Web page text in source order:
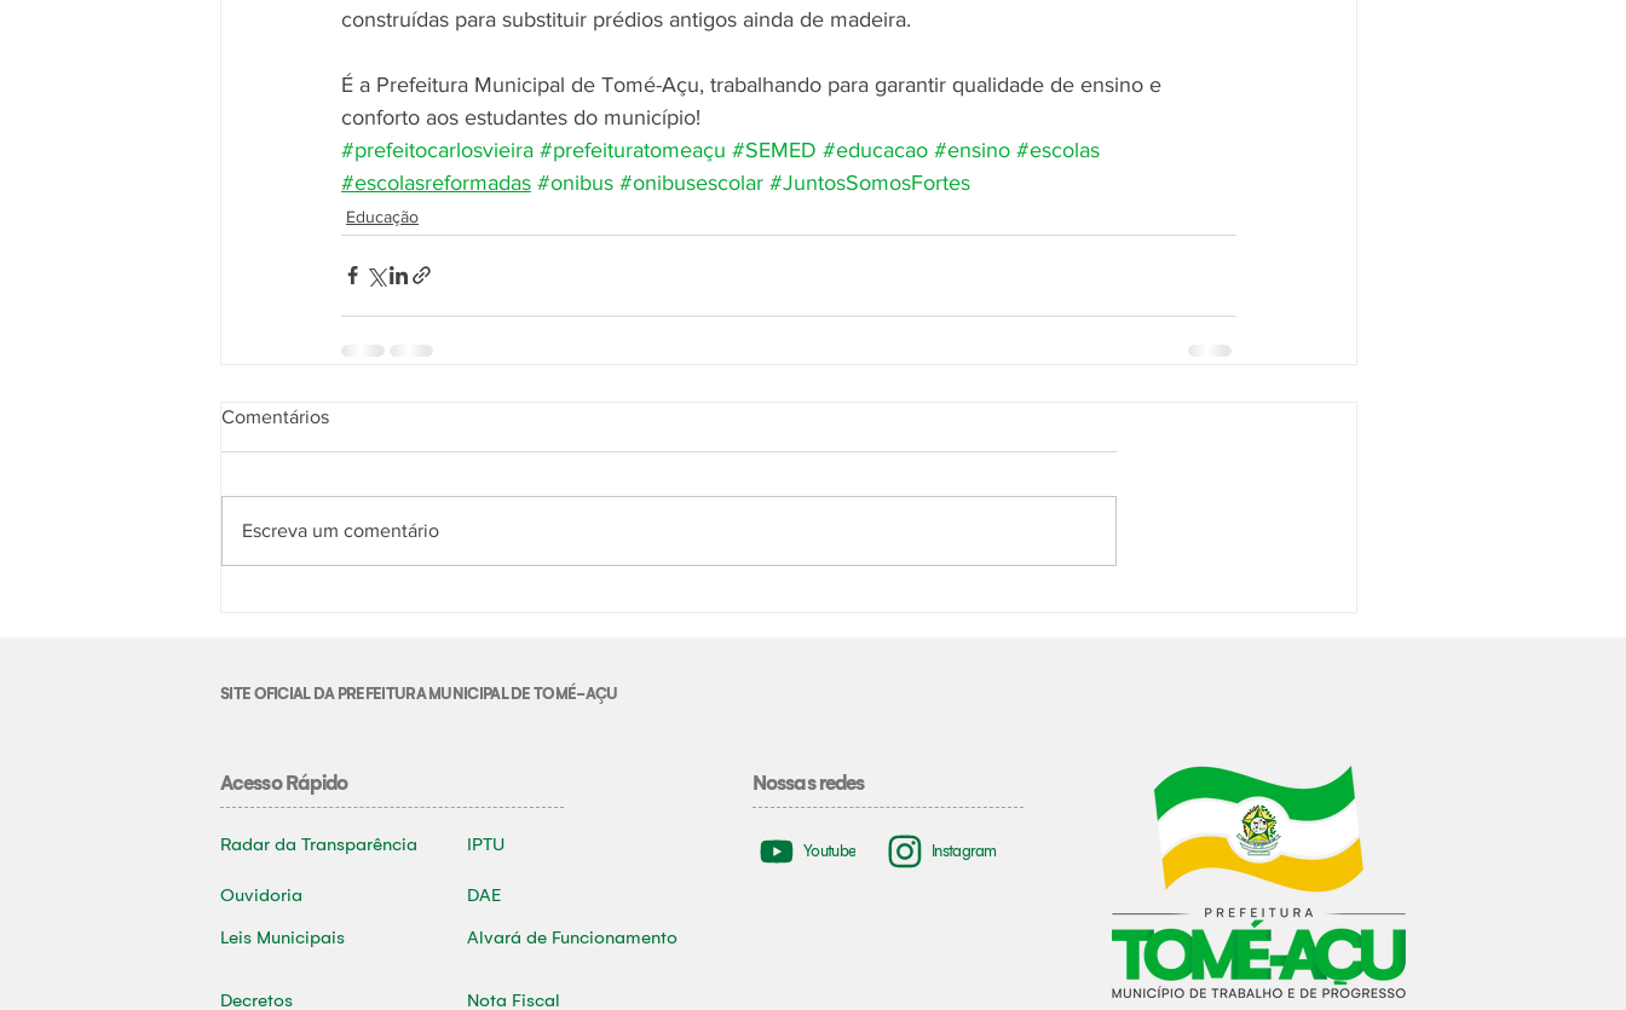
construídas para substituir prédios antigos ainda de madeira.
É a Prefeitura Municipal de Tomé-Açu, trabalhando para garantir qualidade de ensino e
conforto aos estudantes do município!
#prefeitocarlosvieira #prefeituratomeaçu #SEMED #educacao #ensino #escolas
#escolasreformadas #onibus #onibusescolar #JuntosSomosFortes
Educação
Comentários
Escreva um comentário
SITE OFICIAL DA PREFEITURA MUNICIPAL DE TOMÉ-AÇU
Acesso Rápido
Radar da Transparência
Ouvidoria
Leis Municipais
Decretos
IPTU
DAE
Alvará de Funcionamento
Nota Fiscal
Nossas redes
Youtube Instagram